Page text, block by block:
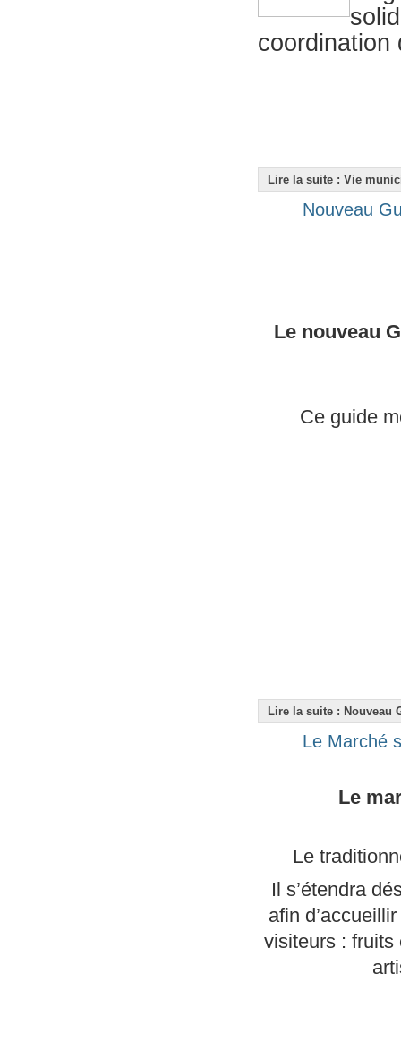
coordination
Lire la suite : Vie
Nouveau
Le nouveau
Ce guide
Lire la suite : Nouveau
Le Marché
Le
Le
Il s’étendra
afin
visiteurs : fruits